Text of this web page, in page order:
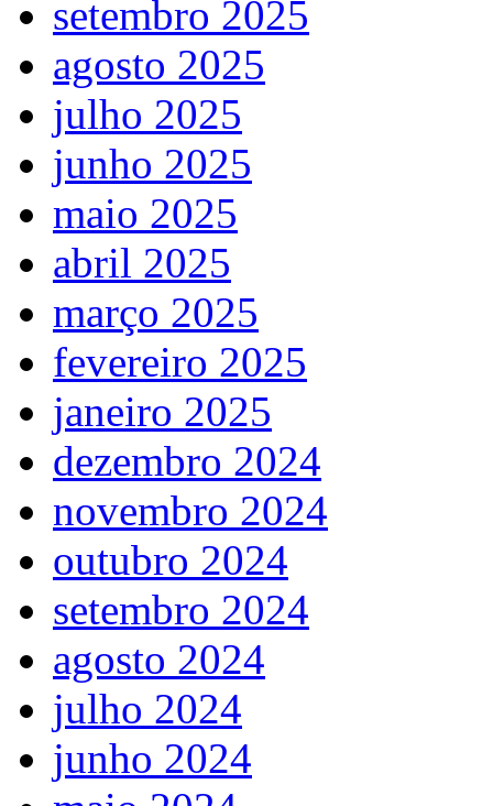
setembro 2025
agosto 2025
julho 2025
junho 2025
maio 2025
abril 2025
março 2025
fevereiro 2025
janeiro 2025
dezembro 2024
novembro 2024
outubro 2024
setembro 2024
agosto 2024
julho 2024
junho 2024